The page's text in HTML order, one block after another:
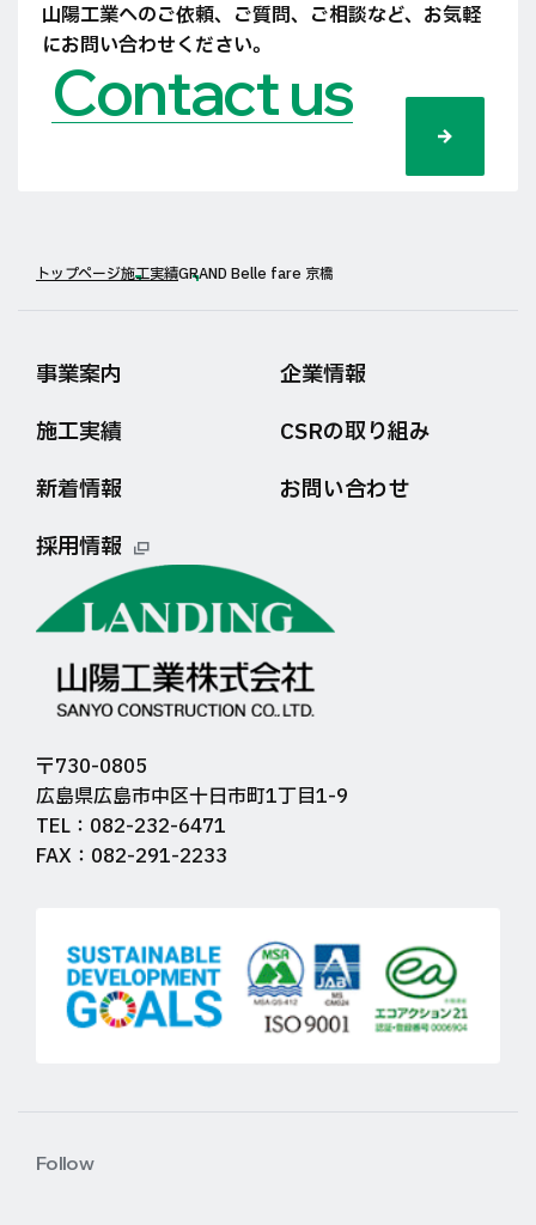
山陽工業へのご依頼、ご質問、ご相談など、 お気軽
にお問い合わせください。
Contact us
トップページ施工実績GRAND Belle fare 京橋
事業案内
企業情報
施工実績
CSRの取り組み
新着情報
お問い合わせ
採用情報
〒730-0805
広島県広島市中区十日市町1丁目1-9
TEL：082-232-6471
FAX：082-291-2233
Follow